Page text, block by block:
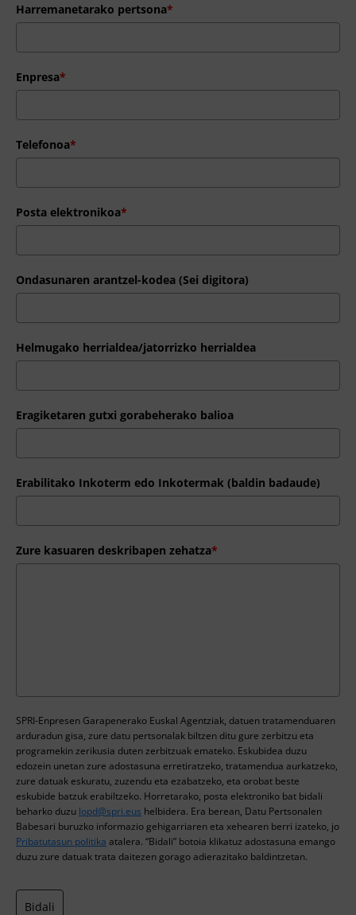
Harremanetarako pertsona*
Enpresa*
Telefonoa*
Posta elektronikoa*
Ondasunaren arantzel-kodea (Sei digitora)
Helmugako herrialdea/jatorrizko herrialdea
Eragiketaren gutxi gorabeherako balioa
Erabilitako Inkoterm edo Inkotermak (baldin badaude)
Zure kasuaren deskribapen zehatza*
SPRI-Enpresen Garapenerako Euskal Agentziak, datuen tratamenduaren
arduradun gisa, zure datu pertsonalak biltzen ditu gure zerbitzu eta
programekin zerikusia duten zerbitzuak emateko. Eskubidea duzu
edozein unetan zure adostasuna erretiratzeko, tratamendua aurkatzeko,
zure datuak eskuratu, zuzendu eta ezabatzeko, eta orobat beste
eskubide batzuk erabiltzeko. Horretarako, posta elektroniko bat bidali
beharko duzu lopd@spri.eus helbidera. Era berean, Datu Pertsonalen
Babesari buruzko informazio gehigarriaren eta xehearen berri izateko, jo
Pribatutasun politika atalera. “Bidali” botoia klikatuz adostasuna emango
duzu zure datuak trata daitezen gorago adierazitako baldintzetan.
Bidali